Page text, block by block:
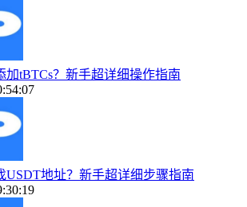
加tBTCs？新手超详细操作指南
USDT地址？新手超详细步骤指南